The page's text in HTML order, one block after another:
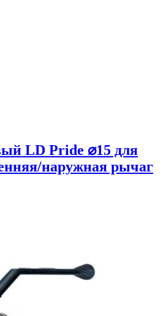
LD Pride ⌀15 для
наружная рычаг